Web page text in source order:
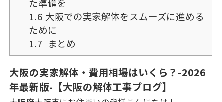
た準備を
1.6 大阪での実家解体をスムーズに進める
ために
1.7 まとめ
大阪の実家解体・費用相場はいくら？-2026
年最新版-【大阪の解体工事ブログ】